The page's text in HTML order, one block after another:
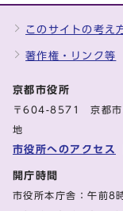
このサイトの考え
著作権・リンク等
京都市役所
〒604-8571 京都市
地
市役所へのアクセス
開庁時間
市役所本庁舎：午前